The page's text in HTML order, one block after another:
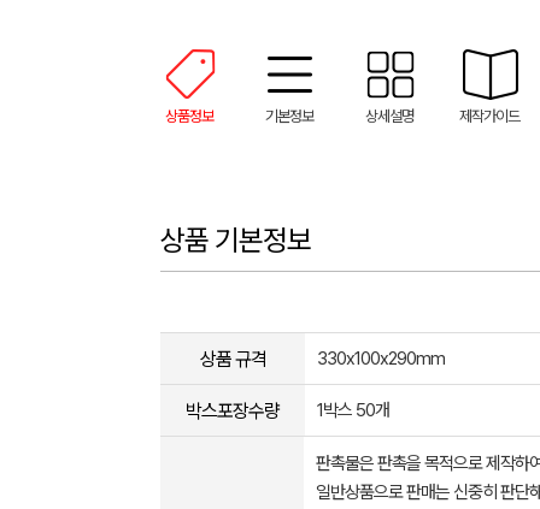
상품정보 기본정보 상세설명 제작가이드
상품 기본정보
상품 규격 330x100x290mm
박스포장수량 1박스 50개
판촉물은 판촉을 목적으로 제작하
일반상품으로 판매는 신중히 판단